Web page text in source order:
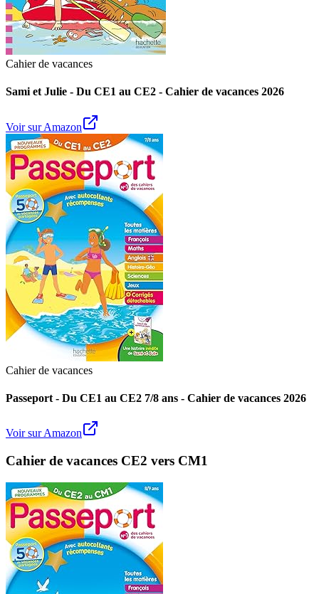
Cahier de vacances
Sami et Julie - Du CE1 au CE2 - Cahier de vacances 2026
Voir sur Amazon
Cahier de vacances
Passeport - Du CE1 au CE2 7/8 ans - Cahier de vacances 2026
Voir sur Amazon
Cahier de vacances CE2 vers CM1